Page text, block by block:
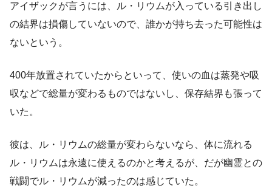
アイザックが言うには、ル・リウムが入っている引き出し
の結界は損傷していないので、誰かが持ち去った可能性は
ないという。
400年放置されていたからといって、使いの血は蒸発や吸
収などで総量が変わるものではないし、保存結界も張って
いた。
彼は、ル・リウムの総量が変わらないなら、体に流れる
ル・リウムは永遠に使えるのかと考えるが、だが幽霊との
戦闘でル・リウムが減ったのは感じていた。